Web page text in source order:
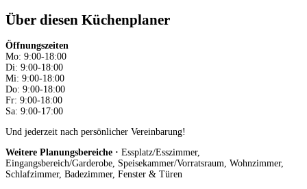
Über diesen Küchenplaner
Öffnungszeiten
Mo: 9:00-18:00
Di: 9:00-18:00
Mi: 9:00-18:00
Do: 9:00-18:00
Fr: 9:00-18:00
Sa: 9:00-17:00
Und jederzeit nach persönlicher Vereinbarung!
Weitere Planungsbereiche · Essplatz/Esszimmer,
Eingangsbereich/Garderobe, Speisekammer/Vorratsraum, Wohnzimmer,
Schlafzimmer, Badezimmer, Fenster & Türen